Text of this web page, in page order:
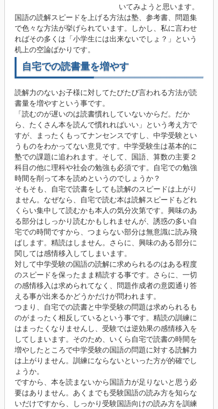
いてみようと思います。
国語の読解スピードを上げる方法は塾、参考書、問題集
で色々な方法が挙げられています。しかし、私に言わせ
ればその多くは「小学生には出来ないでしょ？」という
机上の空論ばかりです。
自宅での読書量を増やす
読解力のないお子様に対してたびたび言われる方法が読
書量を増やすという事です。
「読むのが遅いのは読書慣れしていないからだ。だか
ら、たくさん本を読んで慣れればいい」という考え方で
すが、まったくもってナンセンスですし、中学受験とい
うものをわかってない意見です。 中学受験生は基本的に
塾での課題に追われます。そして、国語、算数の主要２
科目の他に理科や社会の勉強も必須です。自宅での勉強
時間を削って本を読めというのでしょうか？
そもそも、自宅で読書をしても読解のスピードは上がり
ません。なぜなら、自宅で読む本は読解スピードもどれ
くらい集中して読むかも本人の気分次第です。興味のあ
る部分はしっかり読むかもしれませんが、誘惑の多い自
宅での時間ですから、つまらない部分は無意識に読み飛
ばします。精読はしません。さらに、興味のある部分に
関しては感情移入してしまいます。
対して中学受験の国語の読解に求められるのはある程度
のスピードを保ったまま精読する事です。さらに、一切
の感情移入は求められてなく、問題作成者の意図通り答
える事が出来るかどうかだけが問われます。
つまり、自宅での読書と中学受験の問題は求められるも
のがまったく相反しているという事です。精読の訓練に
はまったくなりませんし、受験では逆効果の感情移入を
してしまいます。そのため、いくら自宅で読書の時間を
増やしたところで中学受験の国語の問題に対する読解力
は上がりません。訓練にならないといった方が的確でし
ょうか。
ですから、本を読まないから国語力が足りないと思う必
要はありません。あくまでも受験国語の読み方を知らな
いだけですから、しっかり受験国語向けの読み方を訓練